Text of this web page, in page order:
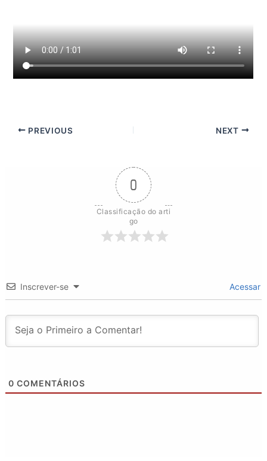
PREVIOUS NEXT
0
Classificação do arti
go
Inscrever-se Acessar
0 COMENTÁRIOS